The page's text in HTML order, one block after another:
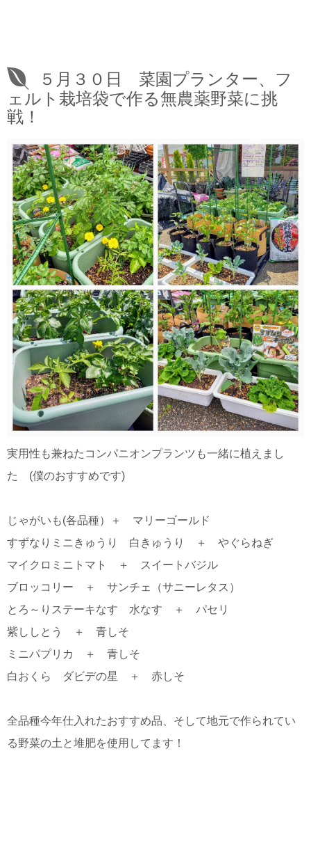
５月３０日 菜園プランター、フ
ェルト栽培袋で作る無農薬野菜に挑
戦！
実用性も兼ねたコンパニオンプランツも一緒に植えまし
た (僕のおすすめです)
じゃがいも(各品種）＋ マリーゴールド
すずなりミニきゅうり 白きゅうり ＋ やぐらねぎ
マイクロミニトマト ＋ スイートバジル
ブロッコリー ＋ サンチェ（サニーレタス）
とろ～りステーキなす 水なす ＋ パセリ
紫ししとう ＋ 青しそ
ミニパプリカ ＋ 青しそ
白おくら ダビデの星 ＋ 赤しそ
全品種今年仕入れたおすすめ品、そして地元で作られてい
る野菜の土と堆肥を使用してます！